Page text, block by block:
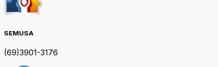
SEMUSA
(69)3901-3176